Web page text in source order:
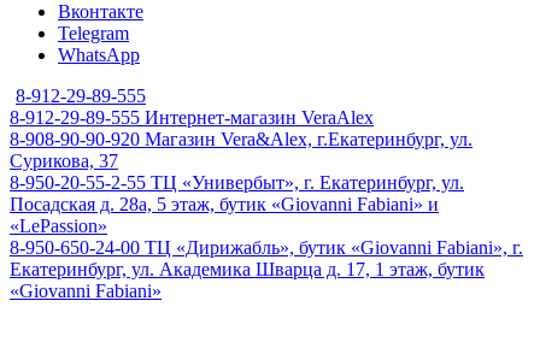
Вконтакте
Telegram
WhatsApp
8-912-29-89-555
8-912-29-89-555 Интернет-магазин VeraAlex
8-908-90-90-920 Магазин Vera&Alex, г.Екатеринбург, ул.
Сурикова, 37
8-950-20-55-2-55 ТЦ «Универбыт», г. Екатеринбург, ул.
Посадская д. 28а, 5 этаж, бутик «Giovanni Fabiani» и
«LePassion»
8-950-650-24-00 ТЦ «Дирижабль», бутик «Giovanni Fabiani», г.
Екатеринбург, ул. Академика Шварца д. 17, 1 этаж, бутик
«Giovanni Fabiani»